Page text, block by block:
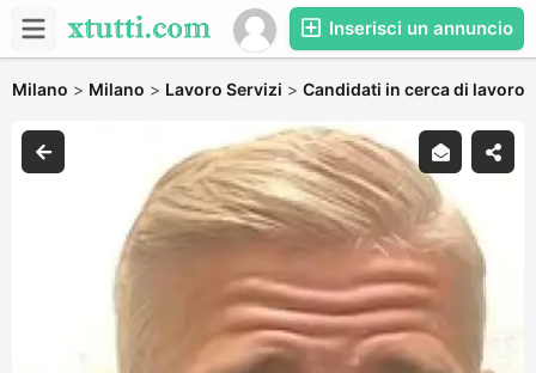
Inserisci un annuncio
Milano > Milano > Lavoro Servizi > Candidati in cerca di lavoro